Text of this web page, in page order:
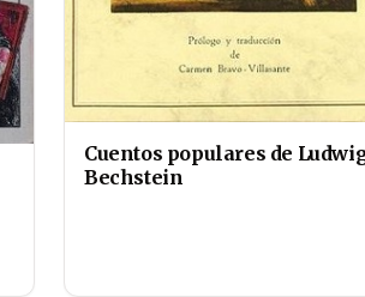
Cuentos populares de
Bechstein